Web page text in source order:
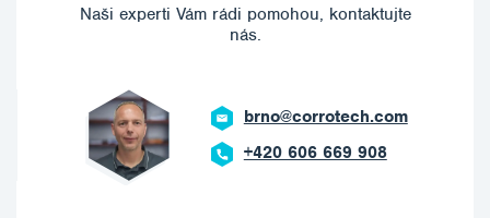
Naši experti Vám rádi pomohou, kontaktujte
nás.
brno@corrotech.com
+420 606 669 908